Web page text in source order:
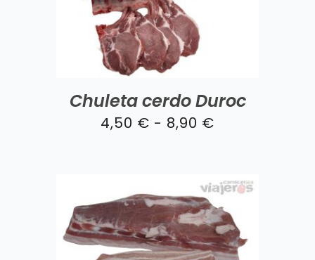
Chuleta cerdo Duroc
4,50 € - 8,90 €
desde
4,50 €
hasta